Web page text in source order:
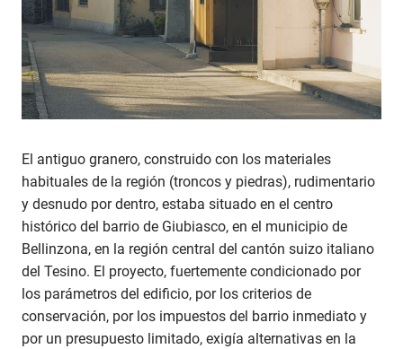
El antiguo granero, construido con los materiales
habituales de la región (troncos y piedras), rudimentario
y desnudo por dentro, estaba situado en el centro
histórico del barrio de Giubiasco, en el municipio de
Bellinzona, en la región central del cantón suizo italiano
del Tesino. El proyecto, fuertemente condicionado por
los parámetros del edificio, por los criterios de
conservación, por los impuestos del barrio inmediato y
por un presupuesto limitado, exigía alternativas en la